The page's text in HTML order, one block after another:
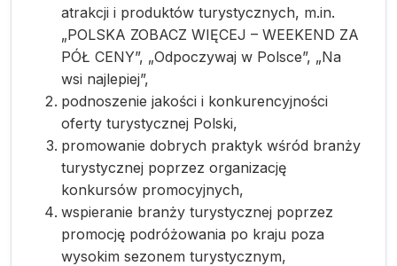
atrakcji i produktów turystycznych, m.in.
„POLSKA ZOBACZ WIĘCEJ – WEEKEND ZA
PÓŁ CENY”, „Odpoczywaj w Polsce”, „Na
wsi najlepiej”,
podnoszenie jakości i konkurencyjności
oferty turystycznej Polski,
promowanie dobrych praktyk wśród branży
turystycznej poprzez organizację
konkursów promocyjnych,
wspieranie branży turystycznej poprzez
promocję podróżowania po kraju poza
wysokim sezonem turystycznym,